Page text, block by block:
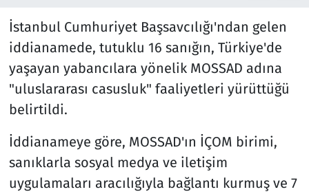
İstanbul Cumhuriyet Başsavcılığı'ndan gelen
iddianamede, tutuklu 16 sanığın, Türkiye'de
yaşayan yabancılara yönelik MOSSAD adına
"uluslararası casusluk" faaliyetleri yürüttüğü
belirtildi.
İddianameye göre, MOSSAD'ın İÇOM birimi,
sanıklarla sosyal medya ve iletişim
uygulamaları aracılığıyla bağlantı kurmuş ve 7
Teknoloji ve Bilim
Televizyon